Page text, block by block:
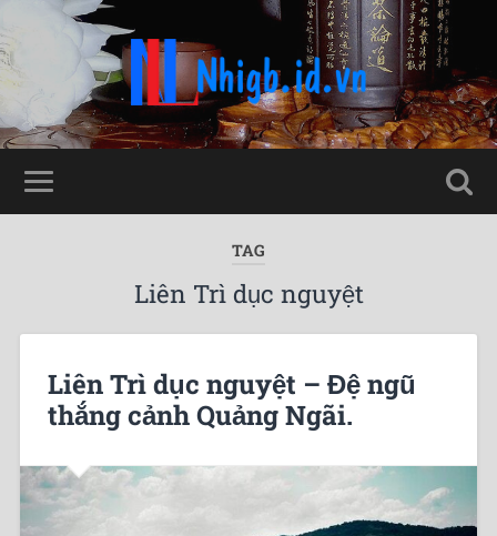
TAG
Liên Trì dục nguyệt
Liên Trì dục nguyệt – Đệ ngũ
thắng cảnh Quảng Ngãi.